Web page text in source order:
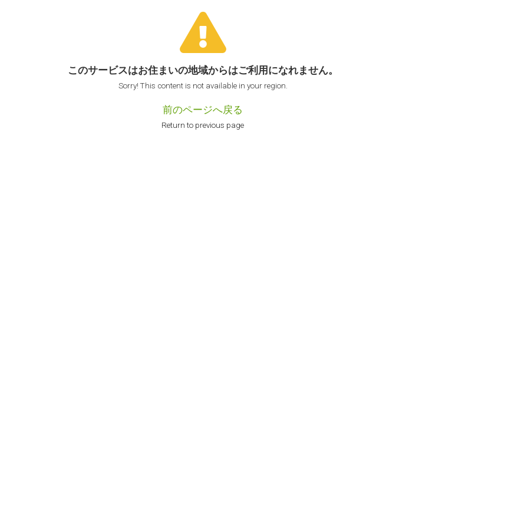
このサービスはお住まいの地域からはご利用になれません。
Sorry! This content is not available in your region.
前のページへ戻る
Return to previous page